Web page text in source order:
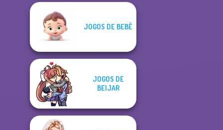
JOGOS DE BEBÊ
JOGOS DE
BEIJAR